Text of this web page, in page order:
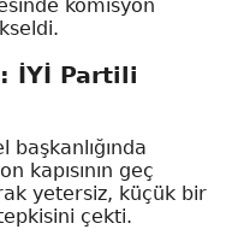
komisyon
İYİ Partili
başkanlığında
kapısının geç
yetersiz, küçük bir
çekti.